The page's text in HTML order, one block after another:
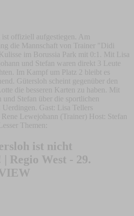
offiziell aufgestiegen. Am
die Mannschaft von Trainer "Didi
im Borussia Park mit 0:1. Mit Lisa
und Stefan waren direkt 3 Leute
Im Kampf um Platz 2 bleibt es
Gütersloh scheint gegenüber den
die besseren Karten zu haben. Mit
und Stefan über die sportlichen
Gast: Lisa Tellers
Lewejohann (Trainer) Host: Stefan
Themen:
ist nicht
Regio West - 29.